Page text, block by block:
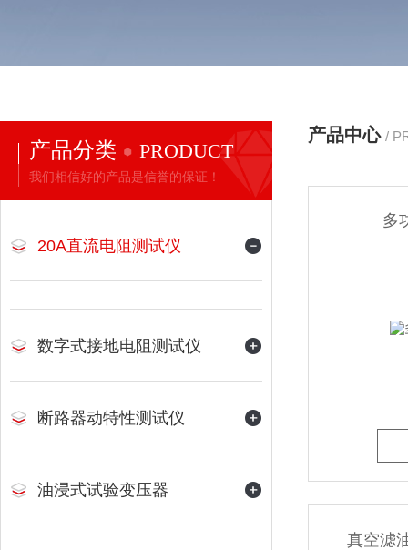
产品分类 PRODUCT
我们相信好的产品是信誉的保证！
20A直流电阻测试仪
数字式接地电阻测试仪
断路器动特性测试仪
油浸式试验变压器
产品中心 /
多
真空滤